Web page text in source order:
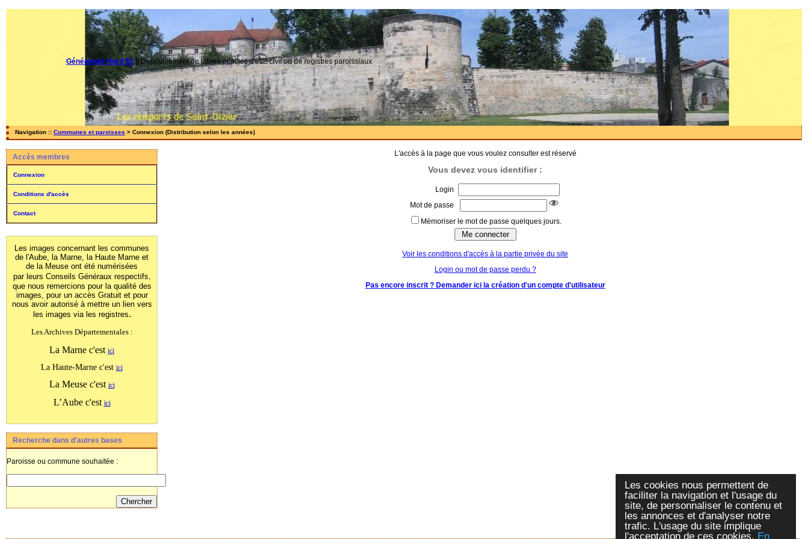
Les cookies nous permettent de
faciliter la navigation et l'usage du
site, de personnaliser le contenu et
les annonces et d'analyser notre
trafic. L'usage du site implique
l'acceptation de ces cookies. En
Généalogie Nord 52|| Dépouillement de tables et actes d'état-civil ou de registres paroissiaux
Navigation :: Communes et paroisses > Connexion (Distribution selon les années)
Accès membres
Connexion
Conditions d'accès
Contact
Les images concernant les communes
de l'Aube, la Marne, la Haute Marne et
de la Meuse ont été numérisées
par leurs Conseils Généraux respectifs,
que nous remercions pour la qualité des
images, pour un accès Gratuit et pour
nous avoir autorisé à mettre un lien vers
les images via les registres.
Les Archives Départementales :
La Marne c'est ici
La Haute-Marne c'est ici
La Meuse c'est ici
L’Aube c'est ici
Recherche dans d'autres bases
Paroisse ou commune souhaitée :
L'accès à la page que vous voulez consulter est réservé
Vous devez vous identifier :
Login
Mot de passe
Mémoriser le mot de passe quelques jours.
Voir les conditions d'accès à la partie privée du site
Login ou mot de passe perdu ?
Pas encore inscrit ? Demander ici la création d'un compte d'utilisateur